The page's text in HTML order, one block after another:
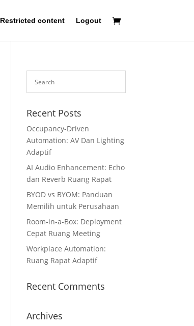
Restricted content Logout
Recent Posts
Occupancy-Driven
Automation: AV Dan Lighting
Adaptif
AI Audio Enhancement: Echo
dan Reverb Ruang Rapat
BYOD vs BYOM: Panduan
Memilih untuk Perusahaan
Room-in-a-Box: Deployment
Cepat Ruang Meeting
Workplace Automation:
Ruang Rapat Adaptif
Recent Comments
Archives